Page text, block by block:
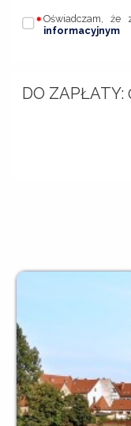
Oświadczam, że
informacyjnym
DO ZAPŁATY: